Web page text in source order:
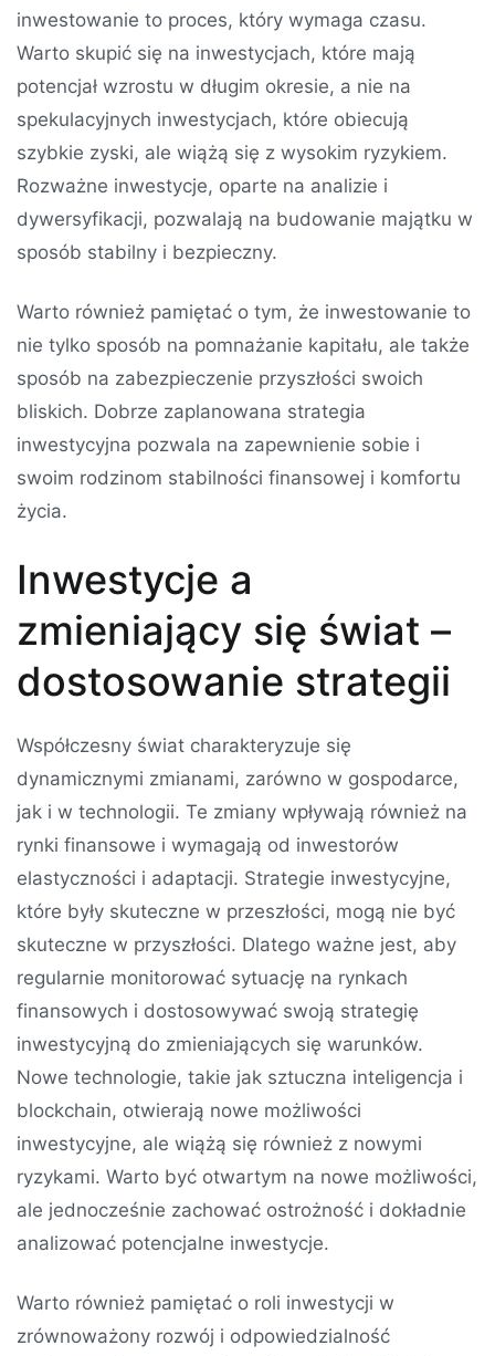
inwestowanie to proces, który wymaga czasu.
Warto skupić się na inwestycjach, które mają
potencjał wzrostu w długim okresie, a nie na
spekulacyjnych inwestycjach, które obiecują
szybkie zyski, ale wiążą się z wysokim ryzykiem.
Rozważne inwestycje, oparte na analizie i
dywersyfikacji, pozwalają na budowanie majątku w
sposób stabilny i bezpieczny.
Warto również pamiętać o tym, że inwestowanie to
nie tylko sposób na pomnażanie kapitału, ale także
sposób na zabezpieczenie przyszłości swoich
bliskich. Dobrze zaplanowana strategia
inwestycyjna pozwala na zapewnienie sobie i
swoim rodzinom stabilności finansowej i komfortu
życia.
Inwestycje a
zmieniający się świat –
dostosowanie strategii
Współczesny świat charakteryzuje się
dynamicznymi zmianami, zarówno w gospodarce,
jak i w technologii. Te zmiany wpływają również na
rynki finansowe i wymagają od inwestorów
elastyczności i adaptacji. Strategie inwestycyjne,
które były skuteczne w przeszłości, mogą nie być
skuteczne w przyszłości. Dlatego ważne jest, aby
regularnie monitorować sytuację na rynkach
finansowych i dostosowywać swoją strategię
inwestycyjną do zmieniających się warunków.
Nowe technologie, takie jak sztuczna inteligencja i
blockchain, otwierają nowe możliwości
inwestycyjne, ale wiążą się również z nowymi
ryzykami. Warto być otwartym na nowe możliwości,
ale jednocześnie zachować ostrożność i dokładnie
analizować potencjalne inwestycje.
Warto również pamiętać o roli inwestycji w
zrównoważony rozwój i odpowiedzialność